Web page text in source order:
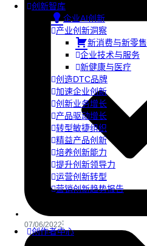
创新智库
企业AI创新
产业创新洞察
新消费与新零售
企业技术与服务
新健康与医疗
创造DTC品牌
加速企业创新
创新业务增长
产品驱动增长
转型敏捷组织
精益产品创新
培养创新能力
提升创新领导力
运营创新转型
营销创新趋势报告
创作者中心
07/06/2022